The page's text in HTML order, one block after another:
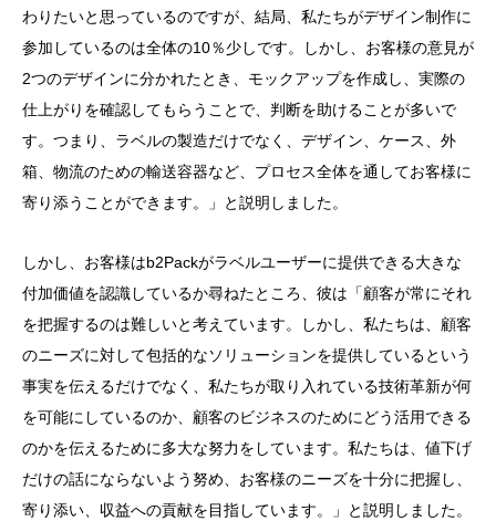
わりたいと思っているのですが、結局、私たちがデザイン制作に
参加しているのは全体の10％少しです。しかし、お客様の意見が
2つのデザインに分かれたとき、モックアップを作成し、実際の
仕上がりを確認してもらうことで、判断を助けることが多いで
す。つまり、ラベルの製造だけでなく、デザイン、ケース、外
箱、物流のための輸送容器など、プロセス全体を通してお客様に
寄り添うことができます。」と説明しました。
しかし、お客様はb2Packがラベルユーザーに提供できる大きな
付加価値を認識しているか尋ねたところ、彼は「顧客が常にそれ
を把握するのは難しいと考えています。しかし、私たちは、顧客
のニーズに対して包括的なソリューションを提供しているという
事実を伝えるだけでなく、私たちが取り入れている技術革新が何
を可能にしているのか、顧客のビジネスのためにどう活用できる
のかを伝えるために多大な努力をしています。私たちは、値下げ
だけの話にならないよう努め、お客様のニーズを十分に把握し、
寄り添い、収益への貢献を目指しています。」と説明しました。